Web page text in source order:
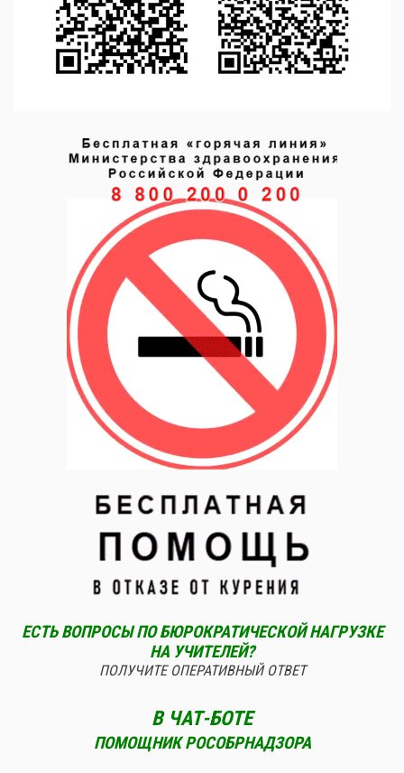
ЕСТЬ ВОПРОСЫ ПО БЮРОКРАТИЧЕСКОЙ НАГРУЗКЕ
НА УЧИТЕЛЕЙ?
ПОЛУЧИТЕ ОПЕРАТИВНЫЙ ОТВЕТ
В ЧАТ-БОТЕ
ПОМОЩНИК РОСОБРНАДЗОРА